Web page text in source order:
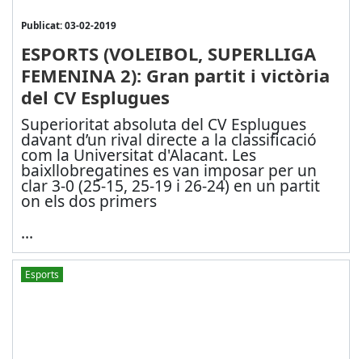
Publicat: 03-02-2019
ESPORTS (VOLEIBOL, SUPERLLIGA
FEMENINA 2): Gran partit i victòria
del CV Esplugues
Superioritat absoluta del CV Esplugues
davant d’un rival directe a la classificació
com la Universitat d'Alacant. Les
baixllobregatines es van imposar per un
clar 3-0 (25-15, 25-19 i 26-24) en un partit
on els dos primers
...
Esports